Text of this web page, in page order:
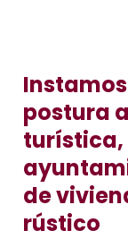
postura
turística,
de
rústico